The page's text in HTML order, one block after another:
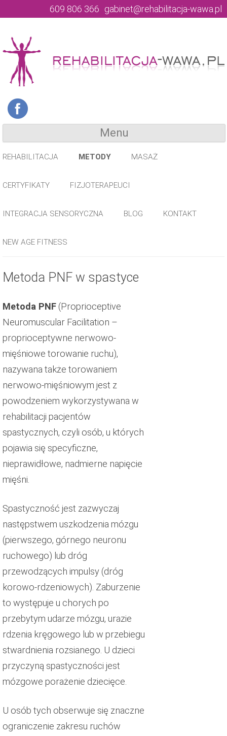
gabinet@rehabilitacja-wawa.pl
609 806 366
Menu
REHABILITACJA
REHABILITACJA KRĘGOSŁUPA BÓL KRĘGOSŁUPA LĘDŹWIOWEGO
REHABILITACJA
SKOLIOZA U DZIECI
FIZJOTERAPIA KOBIECA
REHABILITACJA NEUROLOGICZNA
REHABILITACJA DOMOWA
FIZJOTERAPIA W FORMIE
TRENINGU PERSONALNEGO
METODY
METODA CYRIAX
TERAPIA MANUALNA LEWITA
TERAPIA MANUALNA
PLAATSMANA
MASAŻ
CERTYFIKATY FIZJOTERAPEUCI
INTEGRACJA SENSORYCZNA
TERAPEUTKI PSTIS
BLOG KONTAKT
NEW AGE FITNESS
Metoda PNF w spastyce
Metoda PNF (Proprioceptive
Neuromuscular Facilitation –
proprioceptywne nerwowo-
mięśniowe torowanie ruchu),
nazywana także torowaniem
nerwowo-mięśniowym jest z
powodzeniem wykorzystywana w
rehabilitacji pacjentów
spastycznych, czyli osób, u których
pojawia się specyficzne,
nieprawidłowe, nadmierne napięcie
mięśni.
Spastyczność jest zazwyczaj
następstwem uszkodzenia mózgu
(pierwszego, górnego neuronu
ruchowego) lub dróg
przewodzących impulsy (dróg
korowo-rdzeniowych). Zaburzenie
to występuje u chorych po
przebytym udarze mózgu, urazie
rdzenia kręgowego lub w przebiegu
stwardnienia rozsianego. U dzieci
przyczyną spastyczności jest
mózgowe porażenie dziecięce.
U osób tych obserwuje się znaczne
ograniczenie zakresu ruchów